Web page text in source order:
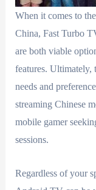
When it comes to
China, Fast Turbo
are both viable
features. Ultimately,
needs and
streaming Chinese
mobile gamer
sessions.
Regardless of your